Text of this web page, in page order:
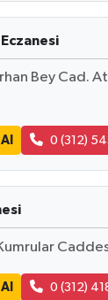
Bey Cad.
0 (312)
0 (312)